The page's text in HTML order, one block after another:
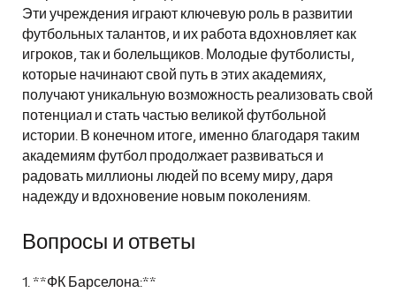
Эти учреждения играют ключевую роль в развитии
футбольных талантов, и их работа вдохновляет как
игроков, так и болельщиков. Молодые футболисты,
которые начинают свой путь в этих академиях,
получают уникальную возможность реализовать свой
потенциал и стать частью великой футбольной
истории. В конечном итоге, именно благодаря таким
академиям футбол продолжает развиваться и
радовать миллионы людей по всему миру, даря
надежду и вдохновение новым поколениям.
Вопросы и ответы
1. **ФК Барселона:**